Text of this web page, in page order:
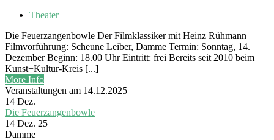
Theater
Die Feuerzangenbowle Der Filmklassiker mit Heinz Rühmann
Filmvorführung: Scheune Leiber, Damme Termin: Sonntag, 14.
Dezember Beginn: 18.00 Uhr Eintritt: frei Bereits seit 2010 beim
Kunst+Kultur-Kreis [...]
More Info
Veranstaltungen am 14.12.2025
14 Dez.
Die Feuerzangenbowle
14 Dez. 25
Damme